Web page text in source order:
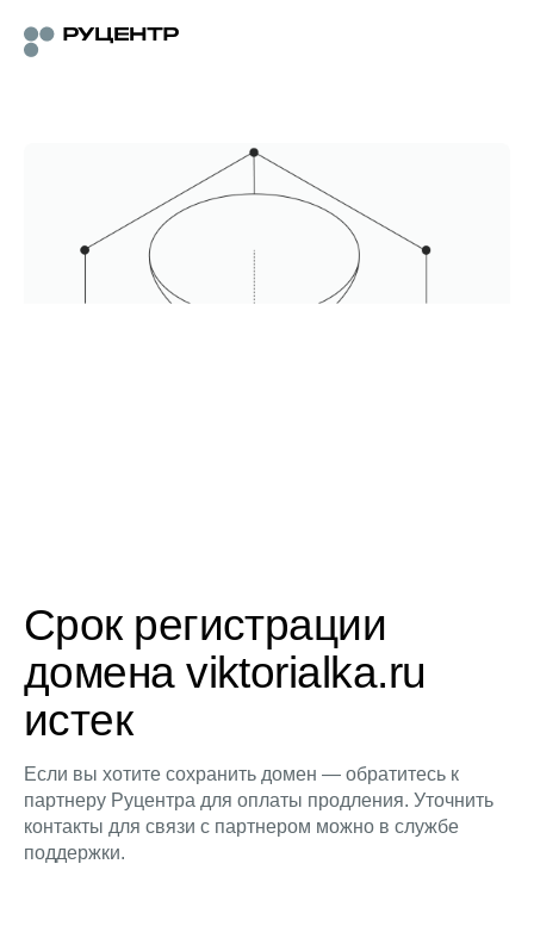
Срок регистрации
домена viktorialka.ru
истек
Если вы хотите сохранить домен — обратитесь к
партнеру Руцентра для оплаты продления. Уточнить
контакты для связи с партнером можно в службе
поддержки.